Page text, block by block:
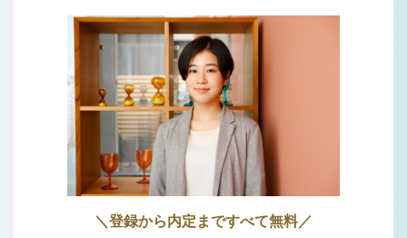
＼登録から内定まですべて無料／